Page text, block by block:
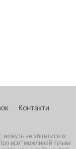
Контакти
не збігатися із
все" можливий тільки